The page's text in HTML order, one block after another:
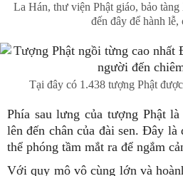
La Hán, thư viện Phật giáo, bảo
đến đây để hành lễ,
Tại đây có 1.438 tượng Phật
Phía sau lưng của tượng Phật
lên đến chân của đài sen. Đây là
thể phóng tầm mắt ra để ngắm
Với quy mô vô cùng lớn và